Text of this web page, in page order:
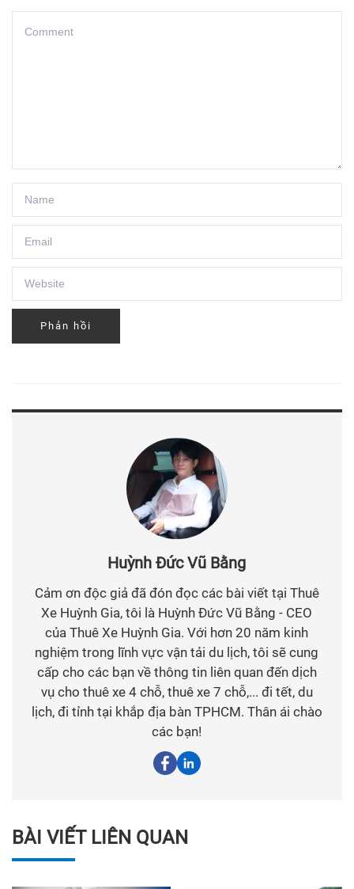
Huỳnh Đức Vũ Bằng
Cảm ơn độc giả đã đón đọc các bài viết tại Thuê
Xe Huỳnh Gia, tôi là Huỳnh Đức Vũ Bằng - CEO
của Thuê Xe Huỳnh Gia. Với hơn 20 năm kinh
nghiệm trong lĩnh vực vận tải du lịch, tôi sẽ cung
cấp cho các bạn về thông tin liên quan đến dịch
vụ cho thuê xe 4 chỗ, thuê xe 7 chỗ,... đi tết, du
lịch, đi tỉnh tại khắp địa bàn TPHCM. Thân ái chào
các bạn!
BÀI VIẾT LIÊN QUAN